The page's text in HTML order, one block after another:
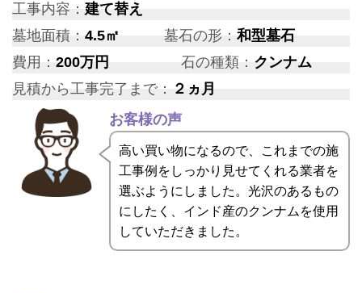
工事内容： 建て替え
墓地面積： 4.5㎡ 墓石の形：和型墓石
費用： 200万円 石の種類： クンナム
見積から工事完了まで： ２ヵ月
お客様の声
高い買い物になるので、これまでの施
工事例をしっかり見せてくれる業者を
選ぶようにしました。光沢のあるもの
にしたく、インド産のクンナムを使用
していただきました。